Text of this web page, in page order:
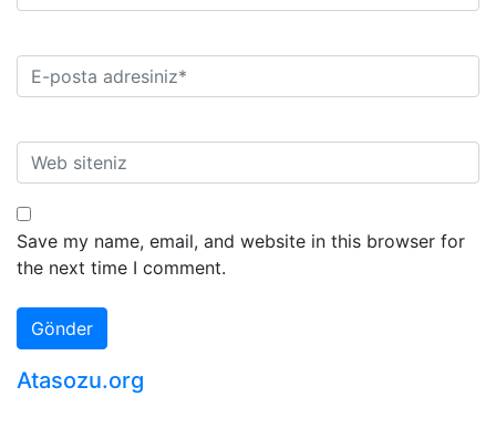
Save my name, email, and website in this browser for
the next time I comment.
Atasozu.org